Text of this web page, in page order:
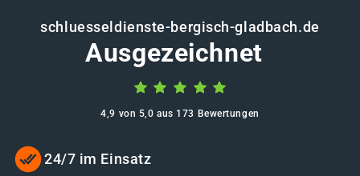
schluesseldienste-bergisch-gladbach.de
Ausgezeichnet
4,9 von 5,0 aus 173 Bewertungen
24/7 im Einsatz